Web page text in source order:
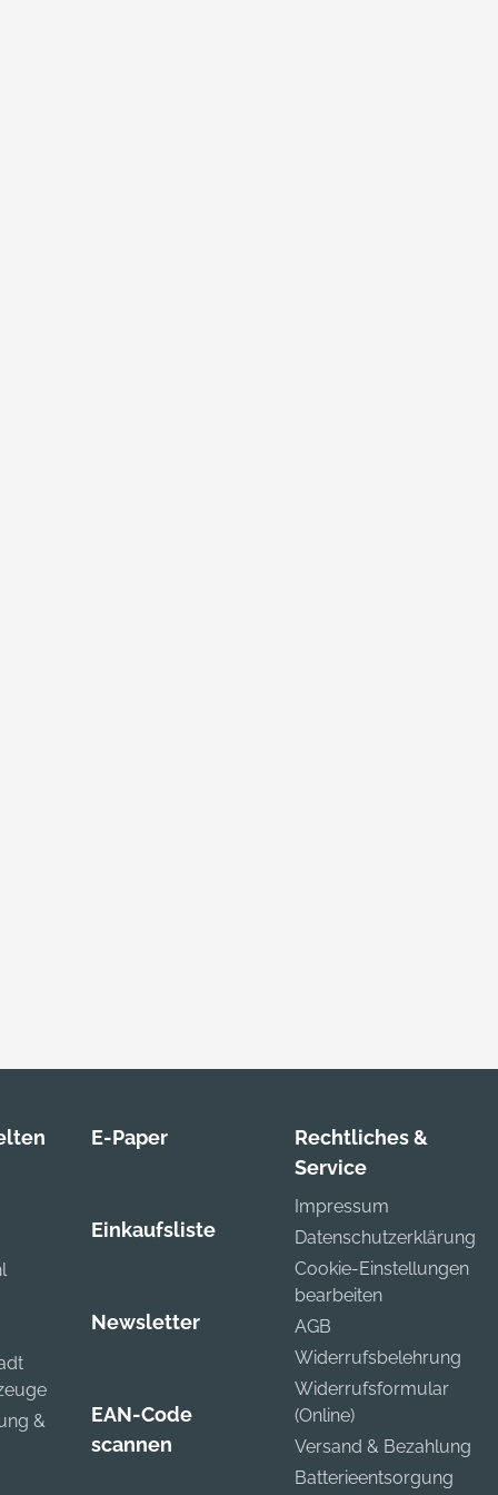
&
E-Paper
Einkaufsliste
Newsletter
EAN-Code
scannen
Rechtliches &
Service
Impressum
Datenschutzerklärung
Cookie-Einstellungen
bearbeiten
AGB
Widerrufsbelehrung
Widerrufsformular
(Online)
Versand & Bezahlung
Batterieentsorgung